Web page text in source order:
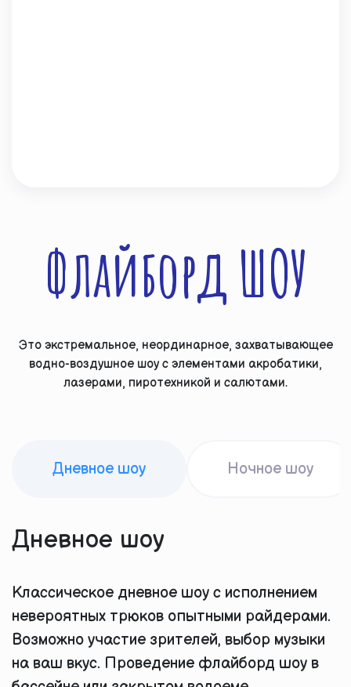
Флайборд ШОУ
Это экстремальное, неординарное, захватывающее
водно-воздушное шоу с элементами акробатики,
лазерами, пиротехникой и салютами.
Дневное шоу Ночное шоу
Дневное шоу
Классическое дневное шоу с исполнением
невероятных трюков опытными райдерами.
Возможно участие зрителей, выбор музыки
на ваш вкус. Проведение флайборд шоу в